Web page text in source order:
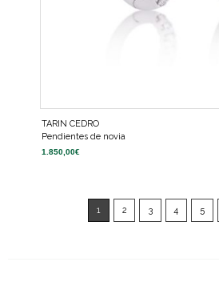
TARIN CEDRO
Pendientes de novia
1.850,00€
1 2 3 4 5